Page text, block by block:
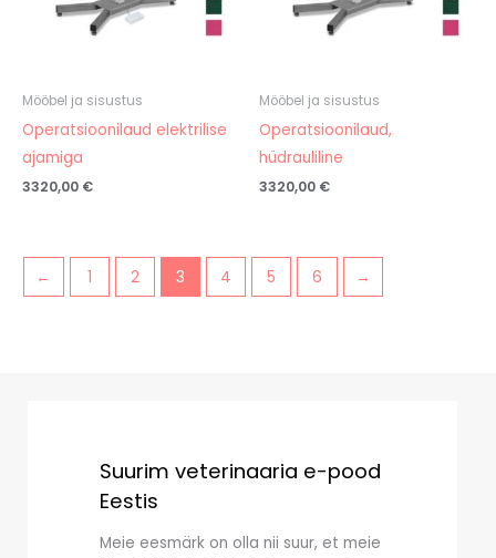
Mööbel ja sisustus
Operatsioonilaud elektrilise
ajamiga
3320,00 €
Mööbel ja sisustus
Operatsioonilaud,
hüdrauliline
3320,00 €
← 1 2 3 4 5 6 →
Suurim veterinaaria e-pood
Eestis
Meie eesmärk on olla nii suur, et meie